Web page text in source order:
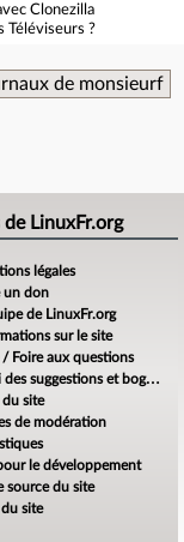
Clonezilla
Téléviseurs ?
de monsieurf
LinuxFr.org
légales
un don
de LinuxFr.org
sur le site
/ Foire aux questions
suggestions et bogues
site
de modération
le développement
source du site
du site